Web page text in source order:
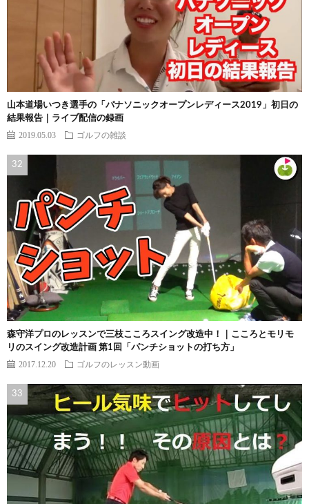
山本道場いつき選手の「パナソニックオープンレディース2019」初日の
結果報告｜ライブ配信の録画
2019.05.03 ゴルフの雑談
森守洋プロのレッスンで三枝こころスイング改造中！｜こころとモリモ
リのスイング改造計画 第1回「パンチショットの打ち方」
2017.12.20 ゴルフのレッスン動画